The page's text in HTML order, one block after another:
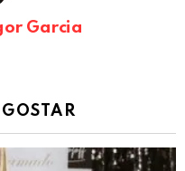
Garcia